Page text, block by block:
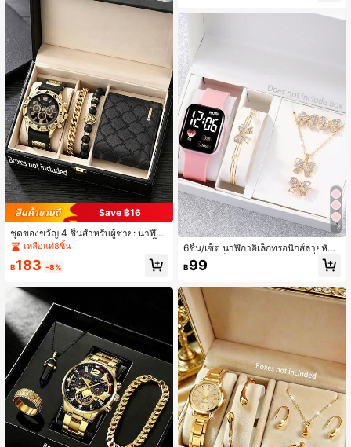
งเรียน
Save ฿16
ชุดของขวัญ 4 ชิ้นสำหรับผู้ชาย: นาฬิกา
โครโนกราฟสีทอง + กระเป๋าสตางค์ปั๊ม
ลาย + สร้อยคอคิวบัน + สร้อยข้อมือลูก
ปัดหัวสิงโต อเนกประสงค์
เหลือแค่8ชิ้น
฿183 -8%
12
6ชิ้น/เซ็ต นาฬิกาอิเล็กทรอนิกส์ลายหัวใ
จสำหรับเด็กผู้หญิง, ชุดนาฬิกาเครื่องปร
ะดับโบว์น่ารักและพลอยเทียม, ของขวัญ
฿99